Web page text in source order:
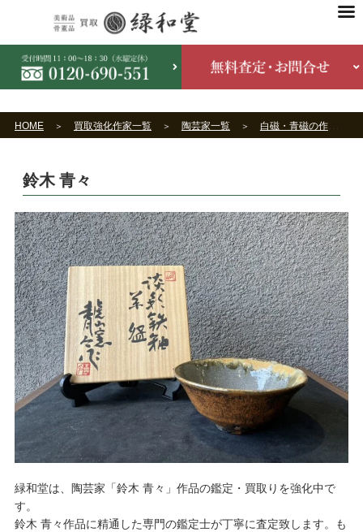
HOME 買取強化作家一覧 陶芸家一覧 白磁・青磁の作家一覧
鈴木 青々
緑和堂は、陶芸家「鈴木 青々」作品の鑑定・買取りを強化中で
す。
鈴木 青々作品に精通した専門の鑑定士が丁寧に査定致します。も